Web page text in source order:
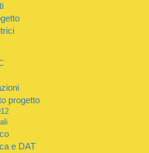
progetto
e DAT